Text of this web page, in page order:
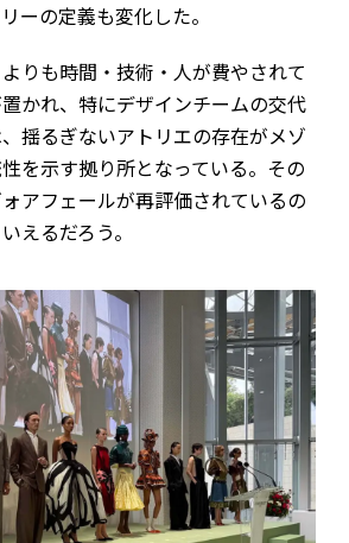
ーの定義も変化した。
りも時間・技術・人が費やされて
かれ、特にデザインチームの交代
揺るぎないアトリエの存在がメゾ
を示す拠り所となっている。その
アフェールが再評価されているの
えるだろう。